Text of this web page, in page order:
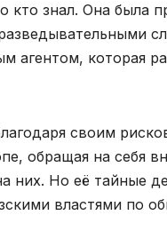
кто знал. Она
агентом, которая
своим
обращая на себя
них. Но её тайные
властями по